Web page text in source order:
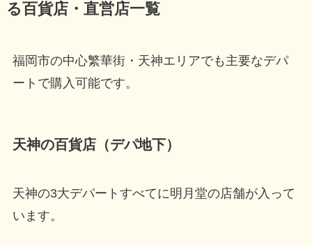
る百貨店・直営店一覧
福岡市の中心繁華街・天神エリアでも主要なデパ
ートで購入可能です。
天神の百貨店（デパ地下）
天神の3大デパートすべてに明月堂の店舗が入って
います。